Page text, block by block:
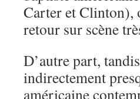
Carter et Clinton),
retour sur scène
D’autre part,
indirectement
américaine